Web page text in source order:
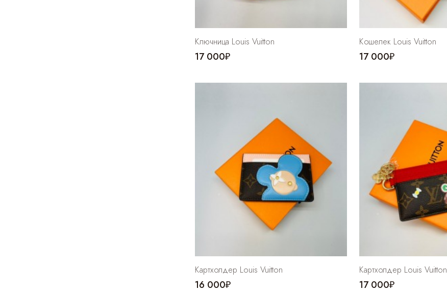
Ключница Louis Vuitton
17 000₽
Кошелек Louis Vuitton
17 000₽
Картхолдер Louis Vuitton
16 000₽
Картхолдер Louis Vuitton
17 000₽